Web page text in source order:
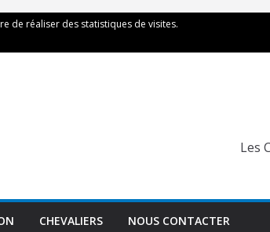
Les
CHEVALIERS NOUS CONTACTER
de réaliser des statistiques de visites.